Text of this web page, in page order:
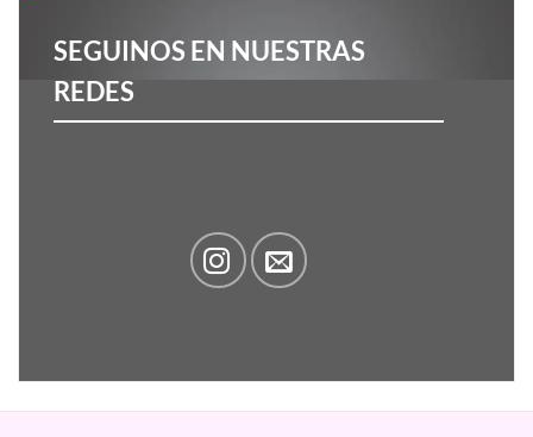
SEGUINOS EN NUESTRAS
REDES